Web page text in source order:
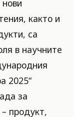
както и
са
в научните
2025“
за
продукт,